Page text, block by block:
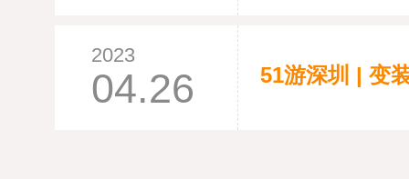
2023
04.26 51游深圳 | 变